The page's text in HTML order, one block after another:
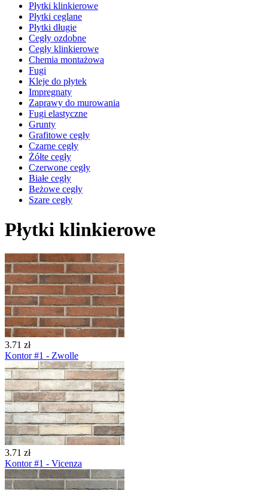
Płytki klinkierowe
Płytki ceglane
Płytki długie
Cegły ozdobne
Cegły klinkierowe
Chemia montażowa
Fugi
Kleje do płytek
Impregnaty
Zaprawy do murowania
Fugi elastyczne
Grunty
Grafitowe cegły
Czarne cegły
Żółte cegły
Czerwone cegły
Białe cegły
Beżowe cegły
Szare cegły
Płytki klinkierowe
3.71 zł
Kontor #1 - Zwolle
3.71 zł
Kontor #1 - Vicenza